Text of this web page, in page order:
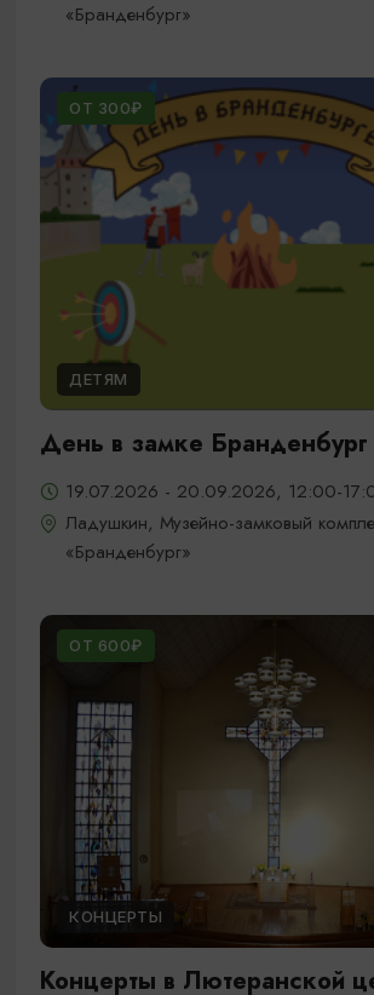
«Бранденбург»
ОТ 300₽
ДЕТЯМ
День в замке Бранденбург
19.07.2026 - 20.09.2026, 12:00-
Ладушкин, Музейно-замковый
«Бранденбург»
ОТ 600₽
КОНЦЕРТЫ
Концерты в Лютеранской